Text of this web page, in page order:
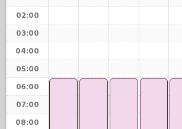
02:00
03:00
04:00
05:00
06:00
07:00
08:00